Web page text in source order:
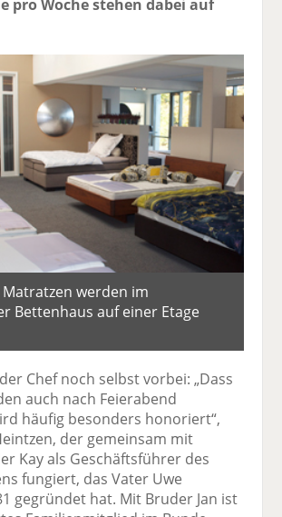
pro Woche stehen dabei auf
werden im
Bettenhaus auf einer Etage
Chef noch selbst vorbei: „Dass
auch nach Feierabend
häufig besonders honoriert“,
der gemeinsam mit
Kay als Geschäftsführer des
fungiert, das Vater Uwe
gegründet hat. Mit Bruder Jan ist